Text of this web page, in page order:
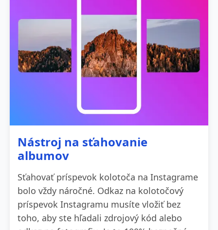
Nástroj na sťahovanie
albumov
Sťahovať príspevok kolotoča na Instagrame
bolo vždy náročné. Odkaz na kolotočový
príspevok Instagramu musíte vložiť bez
toho, aby ste hľadali zdrojový kód alebo